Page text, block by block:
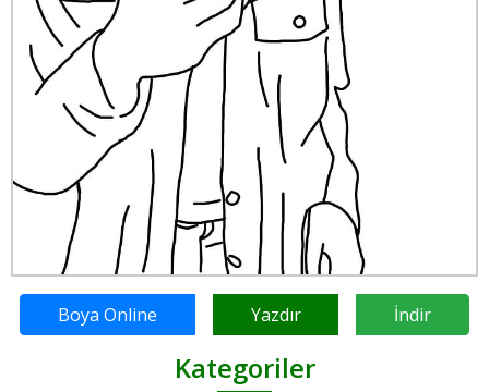
Boya Online Yazdır İndir
Kategoriler